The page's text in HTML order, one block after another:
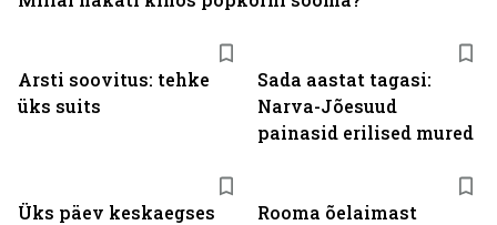
Arsti soovitus: tehke
üks suits
Sada aastat tagasi:
Narva-Jõesuud
painasid erilised mured
Üks päev keskaegses
Rooma õelaimast